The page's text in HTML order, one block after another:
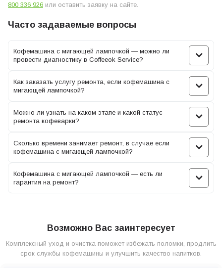
делать?
Неисправность под названием «кофемашина Saeco: мигает
лампочка» исправляется после проведения диагностики. План
несколько возможных шагов:
кофеаппарате Saeco достаточно заполнен – в большинстве
случае мигание сигнализирует именно об этом. Если уровень
Очистите фильтр. Проверьте фильтр в кофеварке Саеко и
его или замените на новый в соответствии с инструкциями
производителя.
Перезагрузите кофемашину Saeco. Попробуйте выключить
кофеварочный аппарат на некоторое время, затем включите
ее снова. Это может помочь сбросить временные сбои и
не помогли решить проблему, рекомендуется обратиться в
сервисный центр Saeco, к квалифицированному мастеру по
ремонту кофемашин. Они смогут провести диагностику и
устранить возникшие неполадки.
Часто задаваемые вопросы
Кофемашина с мигающей лампочкой — можно ли
провести диагностику в Coffeeok Service?
Как заказать услугу ремонта, если кофемашина с
мигающей лампочкой?
Можно ли узнать на каком этапе и какой статус
ремонта кофеварки?
Сколько времени занимает ремонт, в случае если
кофемашина с мигающей лампочкой?
Кофемашина с мигающей лампочкой — есть ли
гарантия на ремонт?
800 336 926 или оставить заявку на сайте.
Возможно Вас заинтересует
Комплексный уход и очистка поможет избежать поломки, продлить
срок службы кофемашины и улучшить качество напитков.